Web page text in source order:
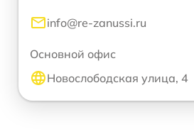
info@re-zanussi.ru
Основной офис
Новослободская улица, 4